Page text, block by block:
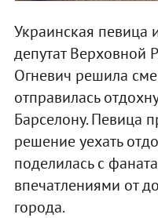
Украинская певица
депутат Верховной
Огневич решила
отправилась
Барселону. Певица
решение уехать
поделилась с
впечатлениями от
города.